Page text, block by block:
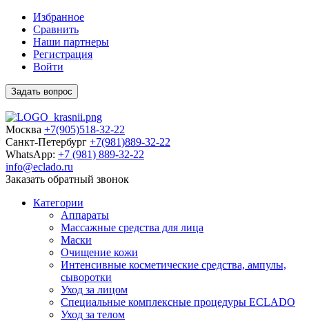
Избранное
Сравнить
Наши партнеры
Регистрация
Войти
Задать вопрос
Москва +7(905)518-32-22
Санкт-Петербург +7(981)889-32-22
WhatsApp: +7 (981) 889-32-22
info@eclado.ru
Заказать обратный звонок
Категории
Аппараты
Массажные средства для лица
Маски
Очищение кожи
Интенсивные косметические средства, ампулы,
сыворотки
Уход за лицом
Специальные комплексные процедуры ECLADO
Уход за телом